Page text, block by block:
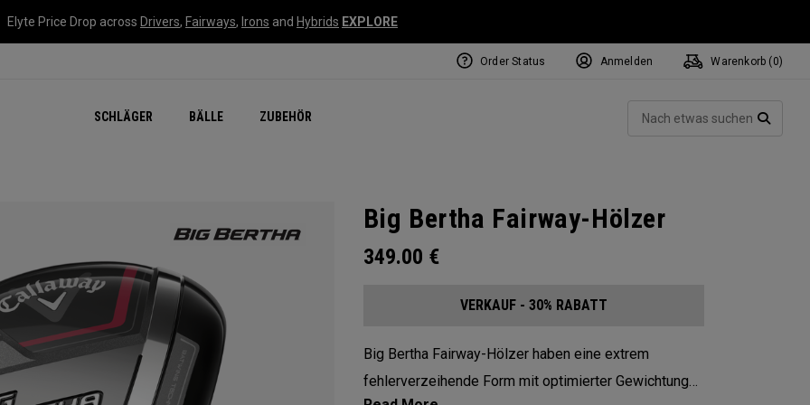
Elyte Price Drop across Drivers, Fairways, Irons and Hybrids EXPLORE
SCHLÄGER BÄLLE ZUBEHÖR
Order Status Anmelden Warenkorb ( 0)
Big Bertha Fairway-Hölzer
349.00 €
VERKAUF - 30% RABATT
Big Bertha Fairway-Hölzer haben eine extrem
fehlerverzeihende Form mit optimierter Gewichtung